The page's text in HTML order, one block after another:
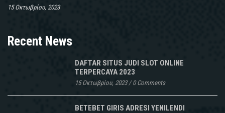
15 Οκτωβρίου, 2023
Recent News
DAFTAR SITUS JUDI SLOT ONLINE
TERPERCAYA 2023
15 Οκτωβρίου, 2023/0 Comments
BETEBET GIRIS ADRESI YENILENDI